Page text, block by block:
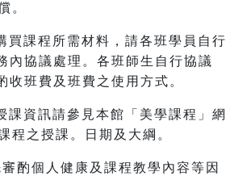
。
買課程所需材料，請各班學員自行
內協議處理。各班師生自行協議
收班費及班費之使用方式。
課資訊請參見本館「美學課程」網
程之授課。
日期及大綱。
酌個人健康及課程教學內容等因